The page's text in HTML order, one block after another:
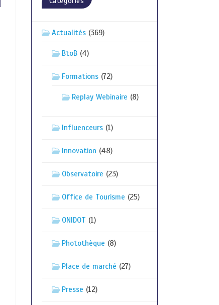
Actualités(369)
BtoB(4)
Formations(72)
Replay Webinaire (8)
Influenceurs(1)
Innovation (48)
Observatoire (23)
Office de Tourisme (25)
ONIDOT (1)
Photothèque (8)
Place de marché (27)
Presse (12)